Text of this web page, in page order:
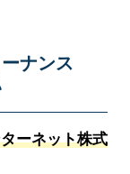
ナンス
ーネット株式